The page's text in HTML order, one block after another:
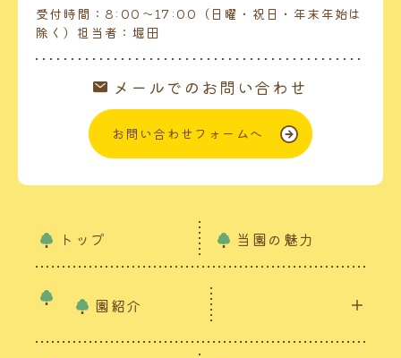
受付時間：8:00～17:00（日曜・祝日・年末年始は
除く）担当者：堀田
メールでのお問い合わせ
お問い合わせフォームへ
トップ 当園の魅力
園紹介